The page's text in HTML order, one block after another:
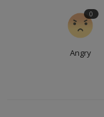
Angry
0